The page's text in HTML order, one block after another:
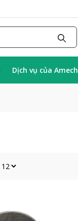
Dịch vụ của Amech